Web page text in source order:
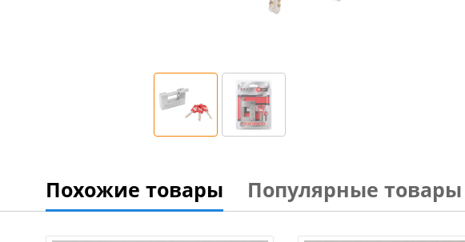
Похожие товары Популярные товары